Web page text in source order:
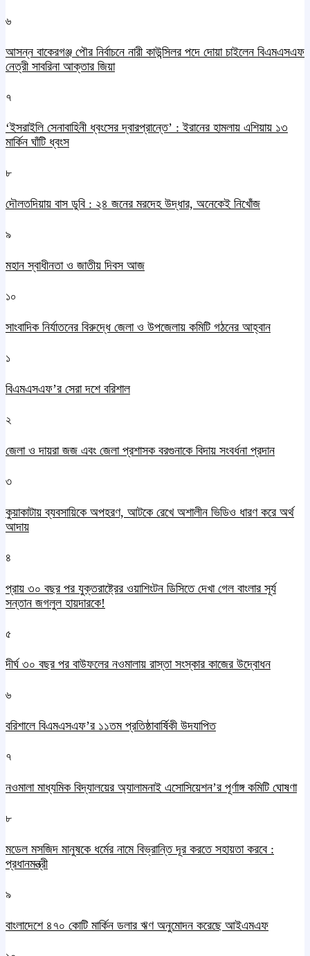
৬
আসন্ন বাকেরগঞ্জ পৌর নির্বাচনে নারী কাউন্সিলর পদে দোয়া চাইলেন বিএমএসএফ
নেত্রী সাবরিনা আক্তার জিয়া
৭
‘ইসরাইলি সেনাবাহিনী ধ্বংসের দ্বারপ্রান্তে’ : ইরানের হামলায় এশিয়ায় ১৩
মার্কিন ঘাঁটি ধ্বংস
৮
দৌলতদিয়ায় বাস ডুবি : ২৪ জনের মরদেহ উদ্ধার, অনেকেই নিখোঁজ
৯
মহান স্বাধীনতা ও জাতীয় দিবস আজ
১০
সাংবাদিক নির্যাতনের বিরুদ্ধে জেলা ও উপজেলায় কমিটি গঠনের আহ্বান
১
বিএমএসএফ’র সেরা দশে বরিশাল
২
জেলা ও দায়রা জজ এবং জেলা প্রশাসক বরগুনাকে বিদায় সংবর্ধনা প্রদান
৩
কুয়াকাটায় ব্যবসায়িকে অপহরণ, আটকে রেখে অশালীন ভিডিও ধারণ করে অর্থ
আদায়
৪
প্রায় ৩০ বছর পর যুক্তরাষ্ট্রের ওয়াশিংটন ডিসিতে দেখা গেল বাংলার সূর্য
সন্তান জগলুল হায়দারকে!
৫
দীর্ঘ ৩০ বছর পর বাউফলের নওমালায় রাস্তা সংস্কার কাজের উদ্বোধন
৬
বরিশালে বিএমএসএফ’র ১১তম প্রতিষ্ঠাবার্ষিকী উদযাপিত
৭
নওমালা মাধ্যমিক বিদ্যালয়ের অ্যালামনাই এসোসিয়েশন’র পূর্ণাঙ্গ কমিটি ঘোষণা
৮
মডেল মসজিদ মানুষকে ধর্মের নামে বিভ্রান্তি দূর করতে সহায়তা করবে :
প্রধানমন্ত্রী
৯
বাংলাদেশে ৪৭০ কোটি মার্কিন ডলার ঋণ অনুমোদন করেছে আইএমএফ